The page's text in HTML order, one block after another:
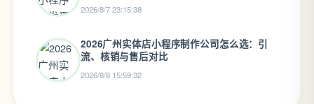
2026/8/7 23:15:38
2026广州实体店小程序制作公司怎么选：引
流、核销与售后对比
2026/8/8 15:59:32